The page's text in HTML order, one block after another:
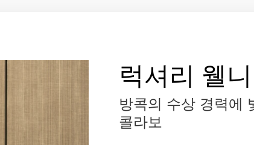
럭셔리 웰
방콕의 수상 경력에
콜라보